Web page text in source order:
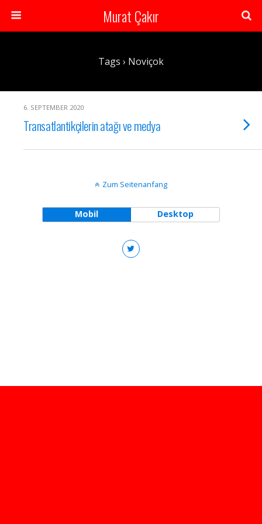
Murat Çakır
Tags › Noviçok
6. SEPTEMBER 2020
Transatlantikçilerin atağı ve medya
Zum Seitenanfang
Mobil Desktop